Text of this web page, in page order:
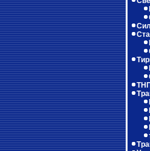
ТНП